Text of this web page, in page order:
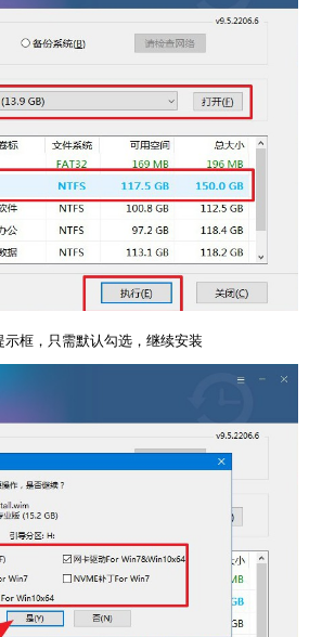
示框，只需默认勾选，继续安装